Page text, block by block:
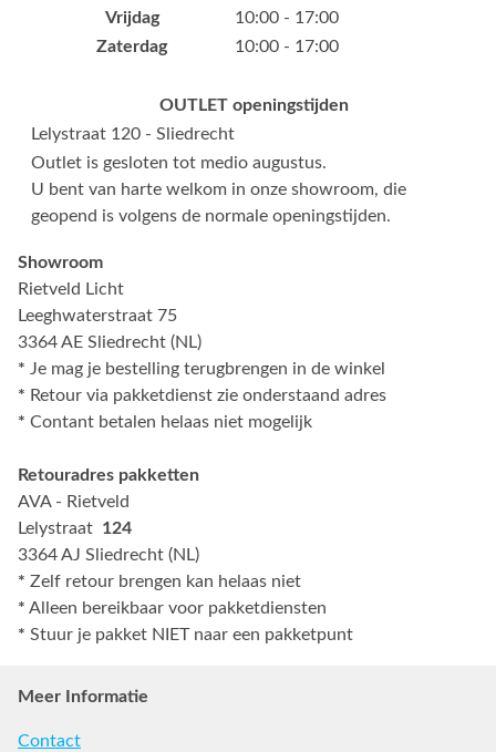
Vrijdag
10:00 - 17:00
Zaterdag
10:00 - 17:00
OUTLET openingstijden
Lelystraat 120 - Sliedrecht
Outlet is gesloten tot medio augustus.
U bent van harte welkom in onze showroom, die
geopend is volgens de normale openingstijden.
Showroom
Rietveld Licht
Leeghwaterstraat 75
3364 AE Sliedrecht (NL)
* Je mag je bestelling terugbrengen in de winkel
* Retour via pakketdienst zie onderstaand adres
* Contant betalen helaas niet mogelijk
Retouradres pakketten
AVA - Rietveld
Lelystraat 124
3364 AJ Sliedrecht (NL)
* Zelf retour brengen kan helaas niet
* Alleen bereikbaar voor pakketdiensten
* Stuur je pakket NIET naar een pakketpunt
Meer Informatie
Contact